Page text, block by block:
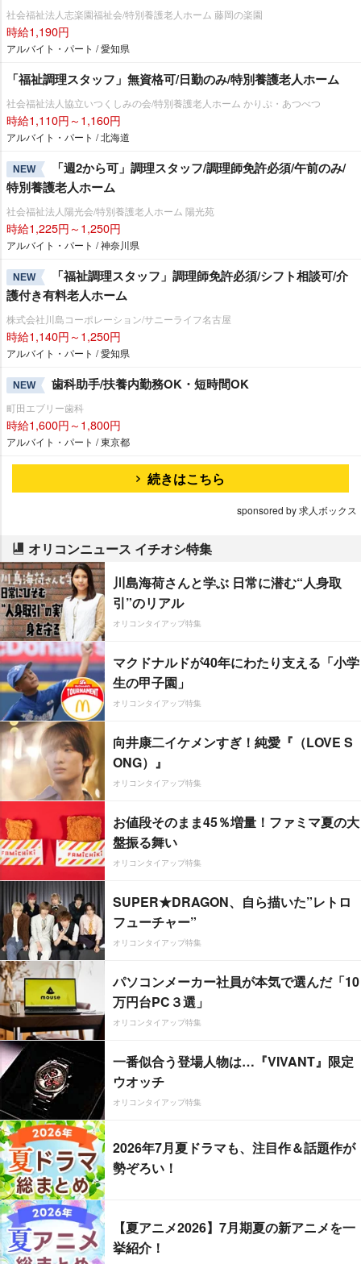
社会福祉法人志楽園福祉会/特別養護老人ホーム 藤岡の楽園
時給1,190円
アルバイト・パート / 愛知県
「福祉調理スタッフ」無資格可/日勤のみ/特別養護老人ホーム
社会福祉法人協立いつくしみの会/特別養護老人ホーム かりぷ・あつべつ
時給1,110円～1,160円
アルバイト・パート / 北海道
NEW
「週2から可」調理スタッフ/調理師免許必須/午前のみ/
特別養護老人ホーム
社会福祉法人陽光会/特別養護老人ホーム 陽光苑
時給1,225円～1,250円
アルバイト・パート / 神奈川県
NEW
「福祉調理スタッフ」調理師免許必須/シフト相談可/介
護付き有料老人ホーム
株式会社川島コーポレーション/サニーライフ名古屋
時給1,140円～1,250円
アルバイト・パート / 愛知県
NEW 歯科助手/扶養内勤務OK・短時間OK
町田エブリー歯科
時給1,600円～1,800円
アルバイト・パート / 東京都
続きはこちら
sponsored by 求人ボックス
オリコンニュース イチオシ特集
川島海荷さんと学ぶ 日常に潜む“人身取
引”のリアル
オリコンタイアップ特集
マクドナルドが40年にわたり支える「小学
生の甲子園」
オリコンタイアップ特集
向井康二イケメンすぎ！純愛『（LOVE S
ONG）』
オリコンタイアップ特集
お値段そのまま45％増量！ファミマ夏の大
盤振る舞い
オリコンタイアップ特集
SUPER★DRAGON、自ら描いた”レトロ
フューチャー”
オリコンタイアップ特集
パソコンメーカー社員が本気で選んだ「10
万円台PC３選」
オリコンタイアップ特集
一番似合う登場人物は…『VIVANT』限定
ウオッチ
オリコンタイアップ特集
2026年7月夏ドラマも、注目作＆話題作が
勢ぞろい！
【夏アニメ2026】7月期夏の新アニメを一
挙紹介！